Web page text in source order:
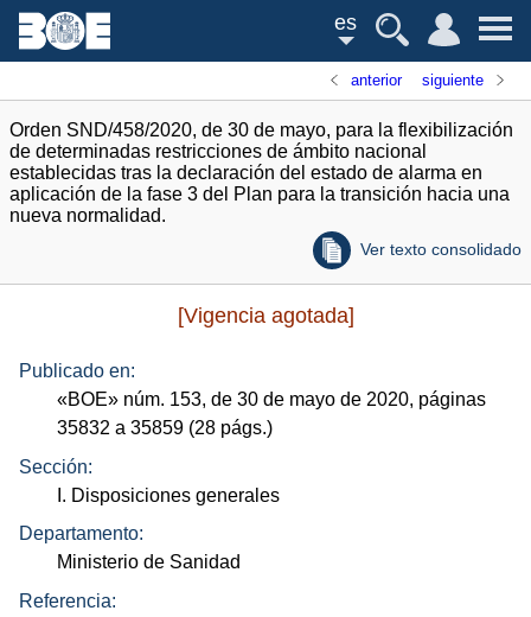
es
anterior siguiente
Orden SND/458/2020, de 30 de mayo, para la flexibilización
de determinadas restricciones de ámbito nacional
establecidas tras la declaración del estado de alarma en
aplicación de la fase 3 del Plan para la transición hacia una
nueva normalidad.
Ver texto consolidado
[Vigencia agotada]
Publicado en:
«BOE» núm. 153, de 30 de mayo de 2020, páginas
35832 a 35859 (28 págs.)
Sección:
I. Disposiciones generales
Departamento:
Ministerio de Sanidad
Referencia: